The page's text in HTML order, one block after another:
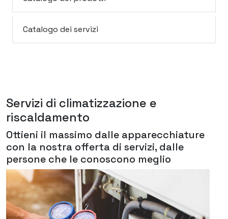
Catalogo dei servizi
Servizi di climatizzazione e
riscaldamento
Ottieni il massimo dalle apparecchiature
con la nostra offerta di servizi, dalle
persone che le conoscono meglio